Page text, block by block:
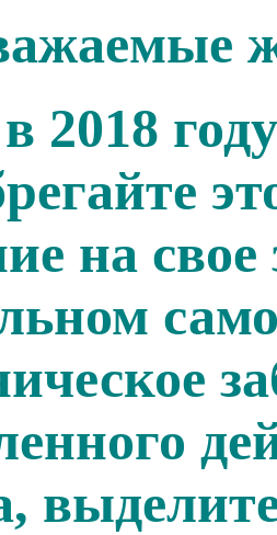
2018
на